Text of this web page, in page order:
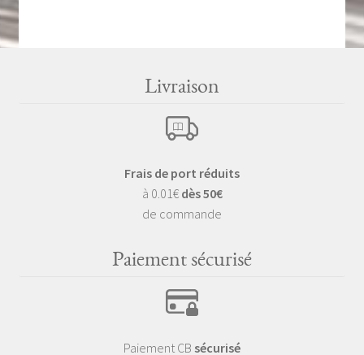
Livraison
Frais de port réduits
à 0.01€ dès 50€
de commande
Paiement sécurisé
Paiement CB sécurisé